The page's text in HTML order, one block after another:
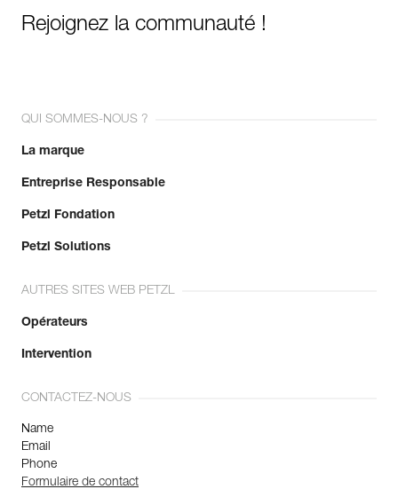
Rejoignez la communauté !
QUI SOMMES-NOUS ?
La marque
Entreprise Responsable
Petzl Fondation
Petzl Solutions
AUTRES SITES WEB PETZL
Opérateurs
Intervention
CONTACTEZ-NOUS
Name
Email
Phone
Formulaire de contact